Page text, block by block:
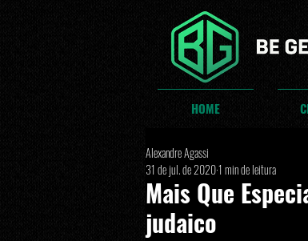
HOME
Mais Que
judaico
Alexandre Agassi
31 de jul. de 20201 min de leitura